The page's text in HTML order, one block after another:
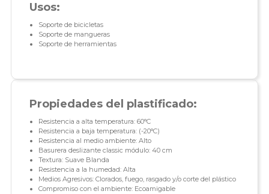
Usos:
Soporte de bicicletas
Soporte de mangueras
Soporte de herramientas
Propiedades del plastificado:
Resistencia a alta temperatura: 60°C
Resistencia a baja temperatura: (-20°C)
Resistencia al medio ambiente: Alto
Basurera deslizante classic módulo: 40 cm
Textura: Suave Blanda
Resistencia a la humedad: Alta
Medios Agresivos: Clorados, fuego, rasgado y/o corte del plástico
Compromiso con el ambiente: Ecoamigable